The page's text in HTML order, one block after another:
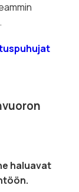
.
haluavat